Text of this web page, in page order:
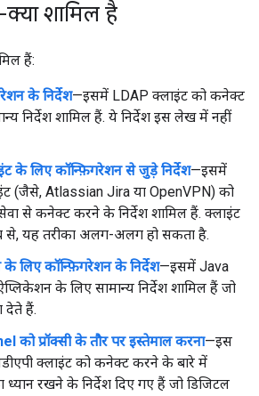
शामिल है
हैं:
के निर्देश—इसमें LDAP क्लाइंट को कनेक्ट
निर्देश शामिल हैं. ये निर्देश इस लेख में नहीं
के लिए कॉन्फ़िगरेशन से जुड़े निर्देश—इसमें
(जैसे, Atlassian Jira या OpenVPN) को
से कनेक्ट करने के निर्देश शामिल हैं. क्लाइंट
से, यह तरीका अलग-अलग हो सकता है.
लिए कॉन्फ़िगरेशन के निर्देश—इसमें Java
के लिए सामान्य निर्देश शामिल हैं जो
देते हैं.
को प्रॉक्सी के तौर पर इस्तेमाल करना—इस
क्लाइंट को कनेक्ट करने के बारे में
ध्यान रखने के निर्देश दिए गए हैं जो डिजिटल